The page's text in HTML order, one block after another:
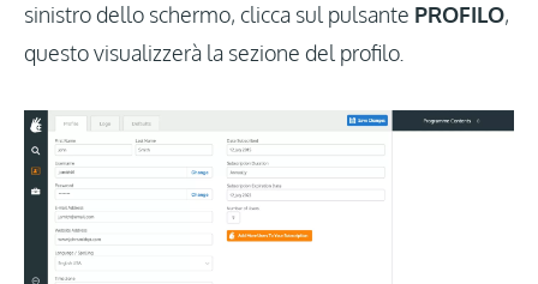
sinistro dello schermo, clicca sul pulsante PROFILO,
questo visualizzerà la sezione del profilo.